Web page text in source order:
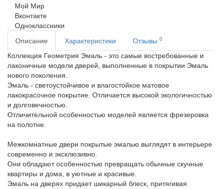
Мой Мир
Вконтакте
Одноклассники
Описание
Характеристики Отзывы 0
Коллекция Геометрия Эмаль - это самые востребованные и
лаконичные модели дверей, выполненные в покрытии Эмаль
нового поколения.
Эмаль - светоустойчивое и влагостойкое матовое
лакокрасочное покрытие. Отличается высокой экологичностью
и долговечностью.
Отличительной особенностью моделей является фрезеровка
на полотне
Межкомнатные двери покрытые эмалью выглядят в интерьере
современно и эксклюзивно.
Они обладают особенностью превращать обычные скучные
квартиры и дома, в уютные и красивые.
Эмаль на дверях придает шикарный блеск, притягивая